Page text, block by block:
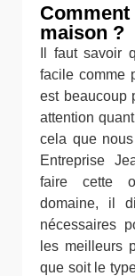
Comment
maison ?
Il faut savoir
facile comme
est beaucoup
attention
cela que
Entreprise
faire cette
domaine, il
nécessaires
les meilleurs
que soit le